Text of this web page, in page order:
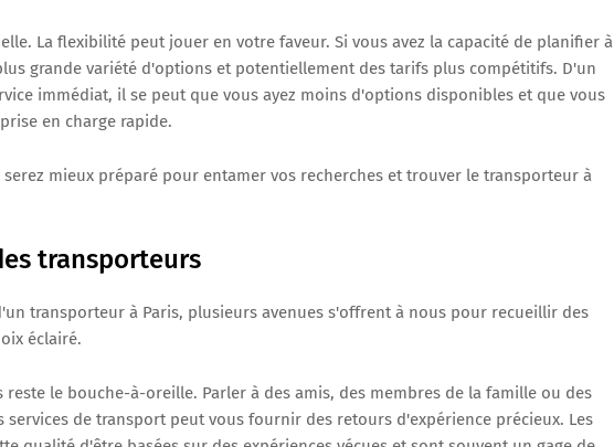
La flexibilité peut jouer en votre faveur. Si vous avez la capacité de planifier à
grande variété d'options et potentiellement des tarifs plus compétitifs. D'un
immédiat, il se peut que vous ayez moins d'options disponibles et que vous
en charge rapide.
mieux préparé pour entamer vos recherches et trouver le transporteur à
transporteurs
transporteur à Paris, plusieurs avenues s'offrent à nous pour recueillir des
éclairé.
reste le bouche-à-oreille. Parler à des amis, des membres de la famille ou des
de transport peut vous fournir des retours d'expérience précieux. Les